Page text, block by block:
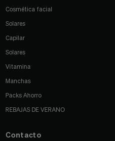
Cosmética facial
Solares
Capilar
Solares
Vitamina
Manchas
Packs Ahorro
REBAJAS DE VERANO
Contacto